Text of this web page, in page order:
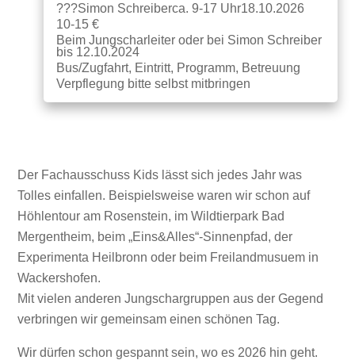
???Simon Schreiberca. 9-17 Uhr18.10.2026
10-15 €
Beim Jungscharleiter oder bei Simon Schreiber
bis 12.10.2024
Bus/Zugfahrt, Eintritt, Programm, Betreuung
Verpflegung bitte selbst mitbringen
Der Fachausschuss Kids lässt sich jedes Jahr was
Tolles einfallen. Beispielsweise waren wir schon auf
Höhlentour am Rosenstein, im Wildtierpark Bad
Mergentheim, beim „Eins&Alles“-Sinnenpfad, der
Experimenta Heilbronn oder beim Freilandmusuem in
Wackershofen.
Mit vielen anderen Jungschargruppen aus der Gegend
verbringen wir gemeinsam einen schönen Tag.
Wir dürfen schon gespannt sein, wo es 2026 hin geht.